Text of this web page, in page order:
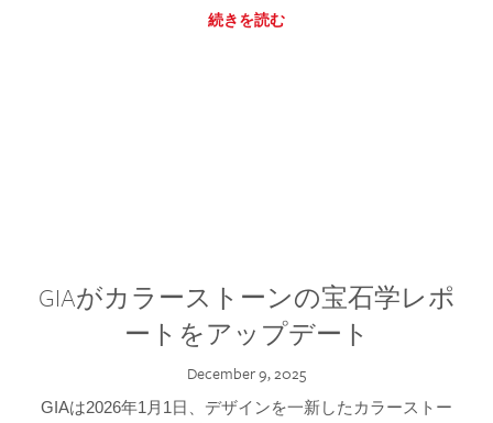
続きを読む
GIAがカラーストーンの宝石学レポ
ートをアップデート
December 9, 2025
GIAは2026年1月1日、デザインを一新したカラーストー